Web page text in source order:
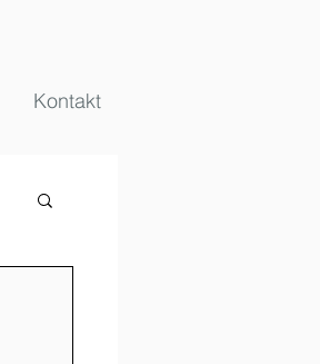
Kontakt